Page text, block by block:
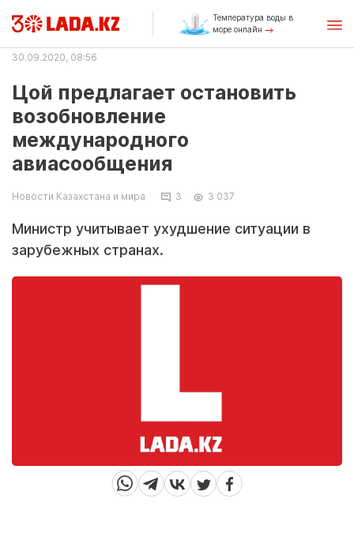
Температура воды в
море онлайн
30.09.2020, 08:56
Цой предлагает остановить
возобновление
международного
авиасообщения
Новости Казахстана и мира 3 3 037
Министр учитывает ухудшение ситуации в
зарубежных странах.